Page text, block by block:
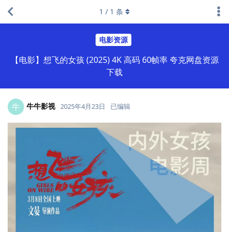
电影资源
【电影】想飞的女孩 (2025) 4K 高码 60帧率 夸克网盘资源
下载
1 / 1 条
牛 牛牛影视 2025年4月23日 已编辑